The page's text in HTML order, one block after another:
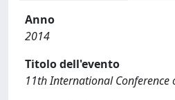
Anno
2014
Titolo dell'evento
11th International